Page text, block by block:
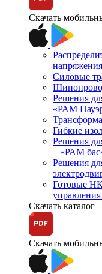
Скачать
напряжения
Силовые
Решения
«РАМ
Гибкие
Решения
– «РАМ
Решения
Готовые
Скачать каталог
Скачать